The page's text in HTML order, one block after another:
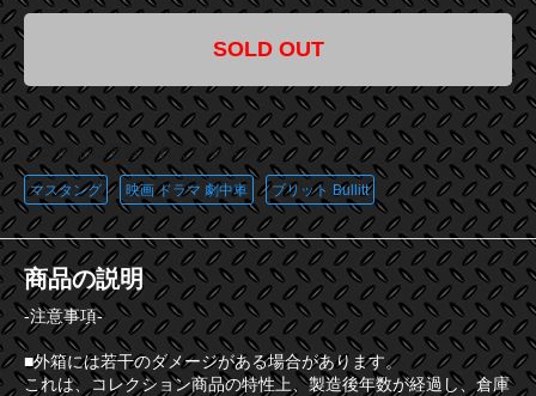
SOLD OUT
この商品に登録されているタグ
マスタング 映画 ドラマ 劇中車 ブリット Bullitt
商品の説明
-注意事項-
■外箱には若干のダメージがある場合があります。
これは、コレクション商品の特性上、製造後年数が経過し、倉庫